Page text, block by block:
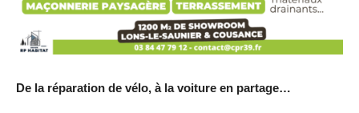
De la réparation de vélo, à la voiture en partage…